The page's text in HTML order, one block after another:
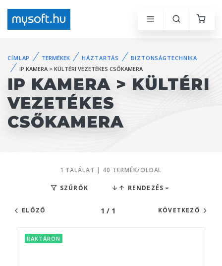
CÍMLAP TERMÉKEK HÁZTARTÁS
BIZTONSÁGTECHNIKA
IP KAMERA > KÜLTÉRI VEZETÉKES CSŐKAMERA
IP KAMERA > KÜLTÉRI
VEZETÉKES
CSŐKAMERA
1 TALÁLAT | 40 TERMÉK/OLDAL
SZŰRŐK RENDEZÉS
ELŐZŐ 1 / 1 KÖVETKEZŐ
RAKTÁRON